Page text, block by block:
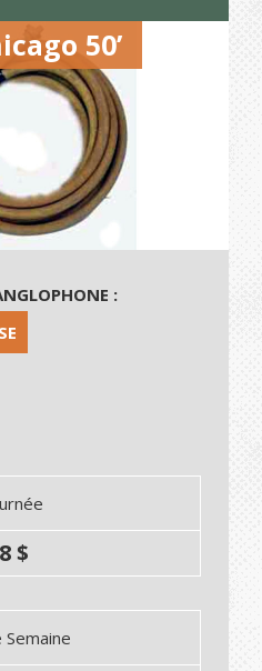
50’
:
8 $
Semaine